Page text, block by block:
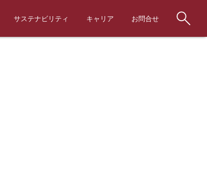
サステナビリティ キャリア お問合せ